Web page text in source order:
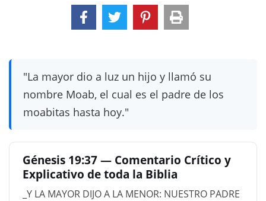
"La mayor dio a luz un hijo y llamó su
nombre Moab, el cual es el padre de los
moabitas hasta hoy."
Génesis 19:37 — Comentario Crítico y
Explicativo de toda la Biblia
_Y LA MAYOR DIJO A LA MENOR: NUESTRO PADRE